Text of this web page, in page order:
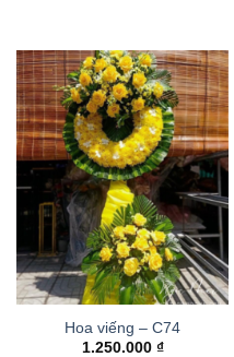
Hoa viếng – C74
1.250.000 ₫